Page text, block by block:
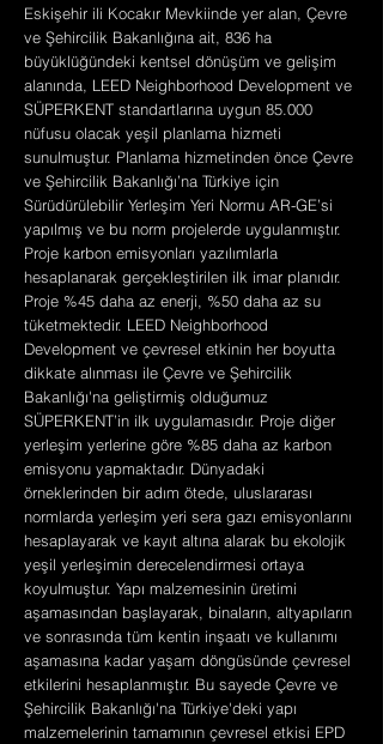
Eskişehir ili Kocakır Mevkiinde yer alan, Çevre
ve Şehircilik Bakanlığına ait, 836 ha
büyüklüğündeki kentsel dönüşüm ve gelişim
alanında, LEED Neighborhood Development ve
SÜPERKENT standartlarına uygun 85.000
nüfusu olacak yeşil planlama hizmeti
sunulmuştur. Planlama hizmetinden önce Çevre
ve Şehircilik Bakanlığı’na Türkiye için
Sürüdürülebilir Yerleşim Yeri Normu AR-GE’si
yapılmış ve bu norm projelerde uygulanmıştır.
Proje karbon emisyonları yazılımlarla
hesaplanarak gerçekleştirilen ilk imar planıdır.
Proje %45 daha az enerji, %50 daha az su
tüketmektedir. LEED Neighborhood
Development ve çevresel etkinin her boyutta
dikkate alınması ile Çevre ve Şehircilik
Bakanlığı'na geliştirmiş olduğumuz
SÜPERKENT’in ilk uygulamasıdır. Proje diğer
yerleşim yerlerine göre %85 daha az karbon
emisyonu yapmaktadır. Dünyadaki
örneklerinden bir adım ötede, uluslararası
normlarda yerleşim yeri sera gazı emisyonlarını
hesaplayarak ve kayıt altına alarak bu ekolojik
yeşil yerleşimin derecelendirmesi ortaya
koyulmuştur. Yapı malzemesinin üretimi
aşamasından başlayarak, binaların, altyapıların
ve sonrasında tüm kentin inşaatı ve kullanımı
aşamasına kadar yaşam döngüsünde çevresel
etkilerini hesaplanmıştır. Bu sayede Çevre ve
Şehircilik Bakanlığı'na Türkiye'deki yapı
malzemelerinin tamamının çevresel etkisi EPD